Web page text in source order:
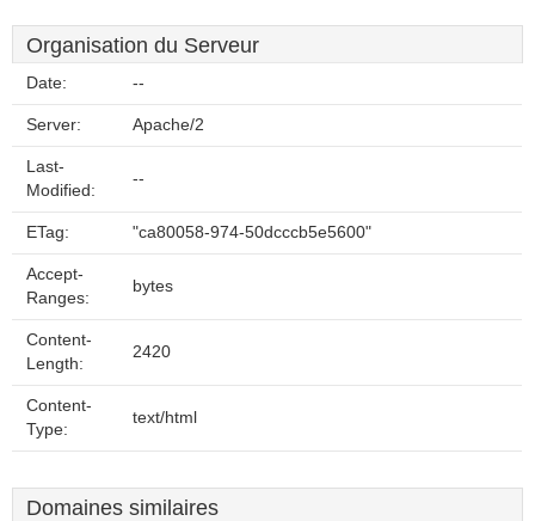
Organisation du Serveur
Date: --
Server: Apache/2
Last-
Modified:
--
ETag: "ca80058-974-50dcccb5e5600"
Accept-
Ranges:
bytes
Content-
Length:
2420
Content-
Type:
text/html
Domaines similaires